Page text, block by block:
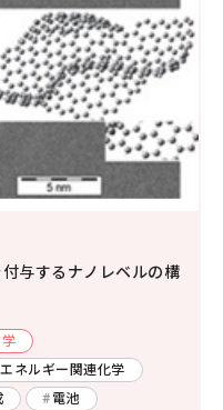
与するナノレベルの構
エネルギー関連化学
電池